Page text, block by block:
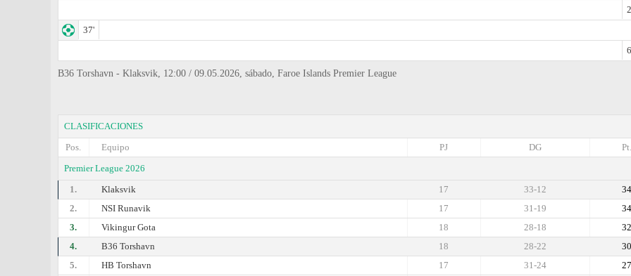
37'
B36 Torshavn - Klaksvik, 12:00 / 09.05.2026, sábado, Faroe Islands Premier League
CLASIFICACIONES
Pos.
Equipo Pt.
DG
PJ
Premier League 2026
1.
Klaksvik 34
33-12
17
2.
NSI Runavik 34
31-19
17
3.
Vikingur Gota 32
28-18
18
4.
B36 Torshavn 30
28-22
18
5.
HB Torshavn 27
31-24
17